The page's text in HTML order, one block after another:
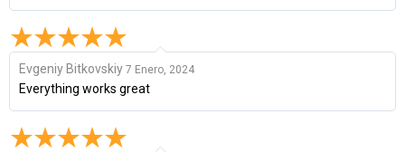
Evgeniy Bitkovskiy 7 Enero, 2024
Everything works great